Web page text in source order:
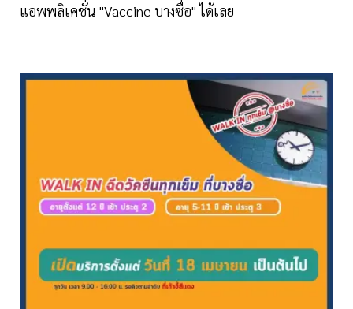
แอพพลิเคชั่น "Vaccine บางซื่อ" ได้เลย